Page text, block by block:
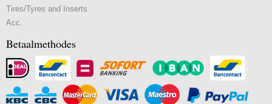
Tires/Tyres and Inserts
Acc.
Betaalmethodes